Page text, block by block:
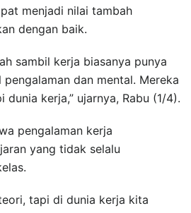
menjadi nilai tambah
dengan baik.
sambil kerja biasanya punya
dan mental. Mereka
dunia kerja,” ujarnya, Rabu (1/4).
pengalaman kerja
yang tidak selalu
tapi di dunia kerja kita